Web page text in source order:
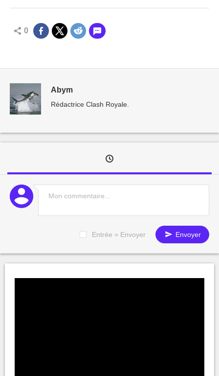
0
Abym
Rédactrice Clash Royale.
Entrée = Envoyer Envoyer